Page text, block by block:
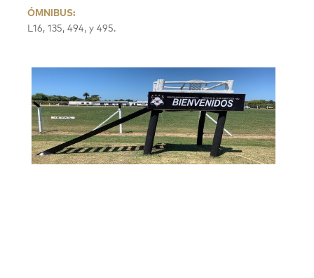
ÓMNIBUS:
L16, 135, 494, y 495.